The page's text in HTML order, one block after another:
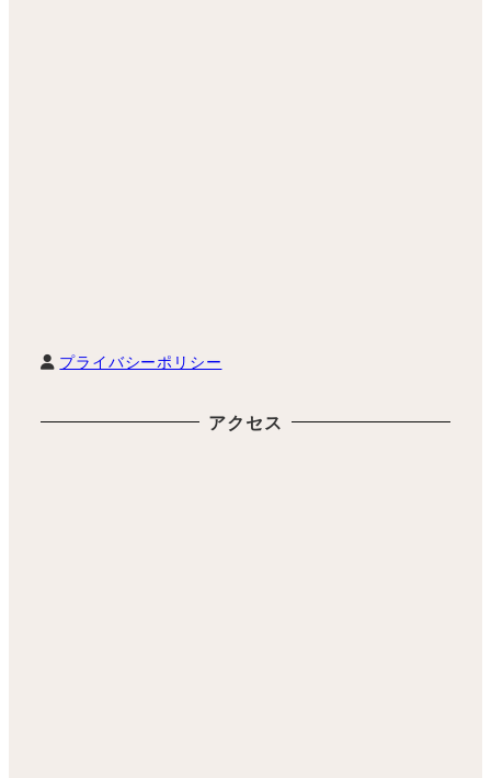
プライバシーポリシー
アクセス